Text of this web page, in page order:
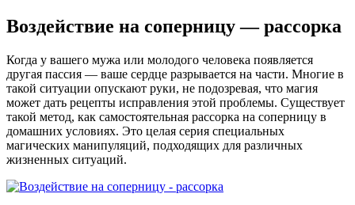
Воздействие на соперницу — рассорка
Когда у вашего мужа или молодого человека появляется
другая пассия — ваше сердце разрывается на части. Многие в
такой ситуации опускают руки, не подозревая, что магия
может дать рецепты исправления этой проблемы. Существует
такой метод, как самостоятельная рассорка на соперницу в
домашних условиях. Это целая серия специальных
магических манипуляций, подходящих для различных
жизненных ситуаций.